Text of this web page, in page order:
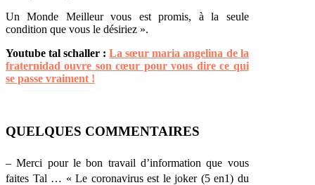
Un Monde Meilleur vous est promis, à la seule
condition que vous le désiriez ».
Youtube tal schaller :La sœur maria angelina de la
fraternidad ouvre son cœur pour vous dire ce qui
se passe vraiment !
QUELQUES COMMENTAIRES
– Merci pour le bon travail d’information que vous
faites Tal … « Le coronavirus est le joker (5 en1) du